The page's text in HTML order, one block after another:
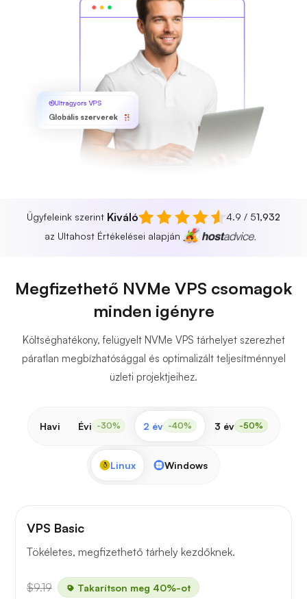
Ultragyors VPS
Globális szerverek
Ügyfeleink szerint Kiváló 4.9 / 51,932
az Ultahost Értékelései alapján
Megfizethető NVMe VPS csomagok
minden igényre
Költséghatékony, felügyelt NVMe VPS tárhelyet szerezhet
páratlan megbízhatósággal és optimalizált teljesítménnyel
üzleti projektjeihez.
Havi Évi -30% 2 év -40% 3 év -50%
Linux Windows
VPS Basic
Tökéletes, megfizethető tárhely kezdőknek.
$9.19 Takarítson meg 40%-ot